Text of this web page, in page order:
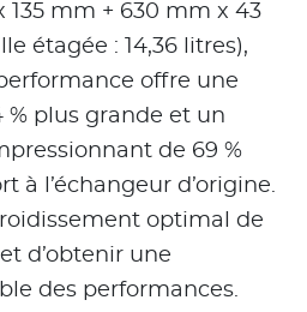
135 mm + 630 mm x 43
étagée : 14,36 litres),
offre une
% plus grande et un
de 69 %
à l’échangeur d’origine.
optimal de
d’obtenir une
des performances.